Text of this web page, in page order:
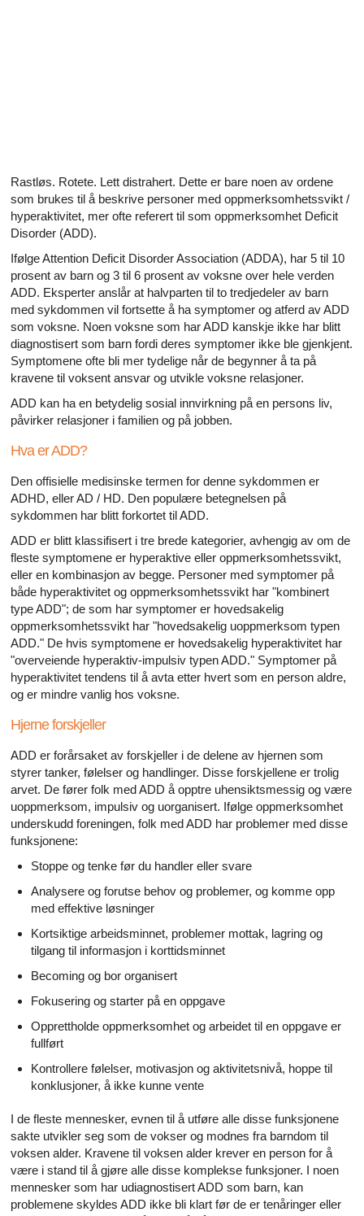
Alle artikler om Alzheimers sykdom
Rastløs. Rotete. Lett distrahert. Dette er bare noen av ordene
som brukes til å beskrive personer med oppmerksomhetssvikt /
hyperaktivitet, mer ofte referert til som oppmerksomhet Deficit
Disorder (ADD).
Ifølge Attention Deficit Disorder Association (ADDA), har 5 til 10
prosent av barn og 3 til 6 prosent av voksne over hele verden
ADD. Eksperter anslår at halvparten til to tredjedeler av barn
med sykdommen vil fortsette å ha symptomer og atferd av ADD
som voksne. Noen voksne som har ADD kanskje ikke har blitt
diagnostisert som barn fordi deres symptomer ikke ble gjenkjent.
Symptomene ofte bli mer tydelige når de begynner å ta på
kravene til voksent ansvar og utvikle voksne relasjoner.
ADD kan ha en betydelig sosial innvirkning på en persons liv,
påvirker relasjoner i familien og på jobben.
Hva er ADD?
Den offisielle medisinske termen for denne sykdommen er
ADHD, eller AD / HD. Den populære betegnelsen på
sykdommen har blitt forkortet til ADD.
ADD er blitt klassifisert i tre brede kategorier, avhengig av om de
fleste symptomene er hyperaktive eller oppmerksomhetssvikt,
eller en kombinasjon av begge. Personer med symptomer på
både hyperaktivitet og oppmerksomhetssvikt har "kombinert
type ADD"; de som har symptomer er hovedsakelig
oppmerksomhetssvikt har "hovedsakelig uoppmerksom typen
ADD." De hvis symptomene er hovedsakelig hyperaktivitet har
"overveiende hyperaktiv-impulsiv typen ADD." Symptomer på
hyperaktivitet tendens til å avta etter hvert som en person aldre,
og er mindre vanlig hos voksne.
Hjerne forskjeller
ADD er forårsaket av forskjeller i de delene av hjernen som
styrer tanker, følelser og handlinger. Disse forskjellene er trolig
arvet. De fører folk med ADD å opptre uhensiktsmessig og være
uoppmerksom, impulsiv og uorganisert. Ifølge oppmerksomhet
underskudd foreningen, folk med ADD har problemer med disse
funksjonene:
Stoppe og tenke før du handler eller svare
Analysere og forutse behov og problemer, og komme opp
med effektive løsninger
Kortsiktige arbeidsminnet, problemer mottak, lagring og
tilgang til informasjon i korttidsminnet
Becoming og bor organisert
Fokusering og starter på en oppgave
Opprettholde oppmerksomhet og arbeidet til en oppgave er
fullført
Kontrollere følelser, motivasjon og aktivitetsnivå, hoppe til
konklusjoner, å ikke kunne vente
I de fleste mennesker, evnen til å utføre alle disse funksjonene
sakte utvikler seg som de vokser og modnes fra barndom til
voksen alder. Kravene til voksen alder krever en person for å
være i stand til å gjøre alle disse komplekse funksjoner. I noen
mennesker som har udiagnostisert ADD som barn, kan
problemene skyldes ADD ikke bli klart før de er tenåringer eller